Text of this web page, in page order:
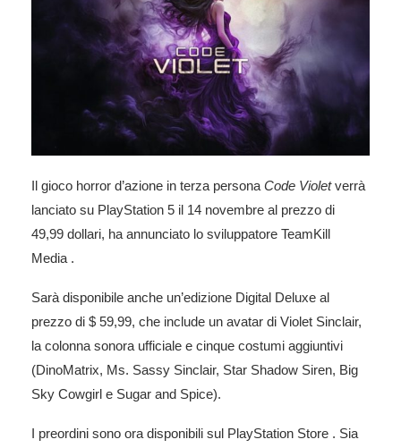
Il gioco horror d’azione in terza persona Code Violetverrà
lanciato su PlayStation 5 il 14 novembre al prezzo di
49,99 dollari, ha annunciato lo sviluppatore TeamKill
Media .
Sarà disponibile anche un’edizione Digital Deluxe al
prezzo di $ 59,99, che include un avatar di Violet Sinclair,
la colonna sonora ufficiale e cinque costumi aggiuntivi
(DinoMatrix, Ms. Sassy Sinclair, Star Shadow Siren, Big
Sky Cowgirl e Sugar and Spice).
I preordini sono ora disponibili sul PlayStation Store . Sia